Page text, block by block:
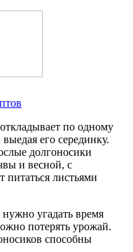
по одному
его серединку.
долгоносики
и весной, с
питаться листьями
угадать время
потерять урожай.
способны